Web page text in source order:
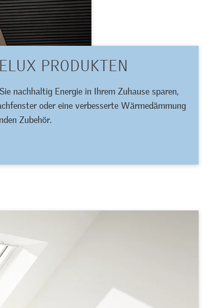
PRODUKTEN
nachhaltig Energie in Ihrem Zuhause sparen,
oder eine verbesserte Wärmedämmung
Zubehör.